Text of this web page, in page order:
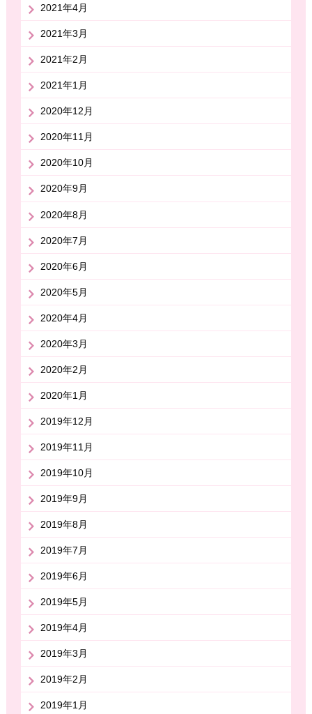
2021年4月
2021年3月
2021年2月
2021年1月
2020年12月
2020年11月
2020年10月
2020年9月
2020年8月
2020年7月
2020年6月
2020年5月
2020年4月
2020年3月
2020年2月
2020年1月
2019年12月
2019年11月
2019年10月
2019年9月
2019年8月
2019年7月
2019年6月
2019年5月
2019年4月
2019年3月
2019年2月
2019年1月